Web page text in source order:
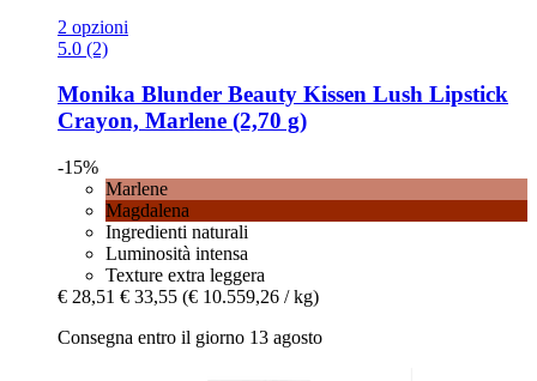
2 opzioni
5.0 (2)
Monika Blunder Beauty Kissen Lush Lipstick
Crayon, Marlene (2,70 g)
-15%
Marlene
Magdalena
Ingredienti naturali
Luminosità intensa
Texture extra leggera
€ 28,51 € 33,55 (€ 10.559,26 / kg)
Consegna entro il giorno 13 agosto